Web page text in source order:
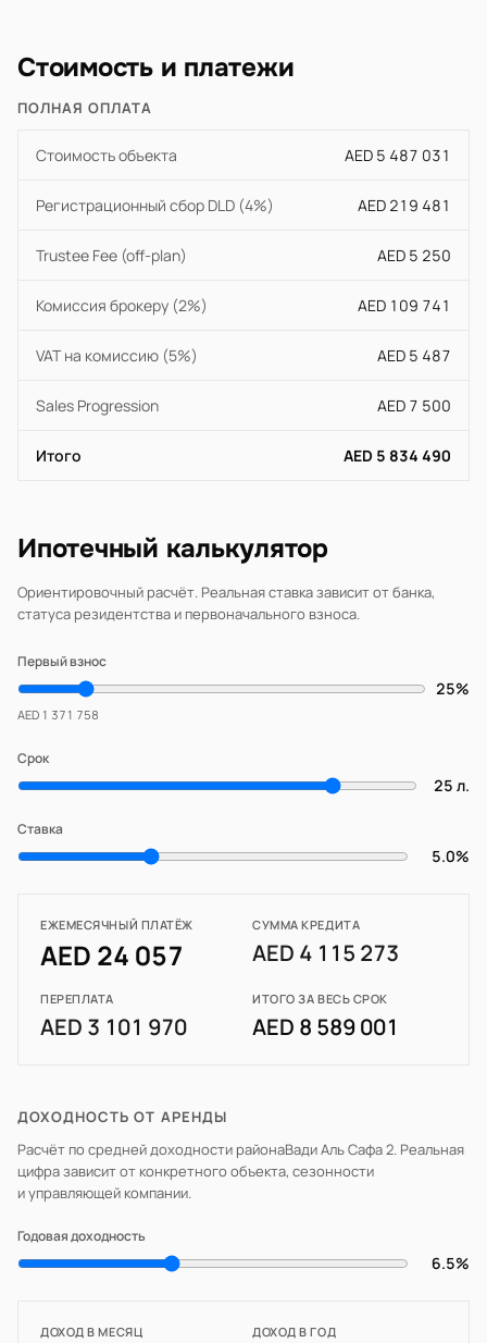
Стоимость и платежи
ПОЛНАЯ ОПЛАТА
Стоимость объекта AED 5 487 031
Регистрационный сбор DLD (4%) AED 219 481
Trustee Fee (off-plan) AED 5 250
Комиссия брокеру (2%) AED 109 741
VAT на комиссию (5%) AED 5 487
Sales Progression AED 7 500
Итого AED 5 834 490
Ипотечный калькулятор
Ориентировочный расчёт. Реальная ставка зависит от банка,
статуса резидентства и первоначального взноса.
Первый взнос
25%
AED 1 371 758
Срок
25 л.
Ставка
5.0%
ЕЖЕМЕСЯЧНЫЙ ПЛАТЁЖ
AED 24 057
СУММА КРЕДИТА
AED 4 115 273
ПЕРЕПЛАТА
AED 3 101 970
ИТОГО ЗА ВЕСЬ СРОК
AED 8 589 001
ДОХОДНОСТЬ ОТ АРЕНДЫ
Расчёт по средней доходности районаВади Аль Сафа 2. Реальная
цифра зависит от конкретного объекта, сезонности
и управляющей компании.
Годовая доходность
6.5%
ДОХОД В МЕСЯЦ ДОХОД В ГОД